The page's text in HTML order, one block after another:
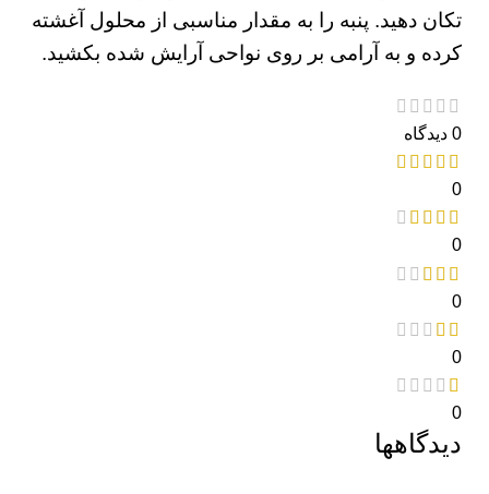
تکان دهید. پنبه را به مقدار مناسبی از محلول آغشته
کرده و به آرامی بر روی نواحی آرایش شده بکشید.
0 دیدگاه
0
0
0
0
0
دیدگاهها